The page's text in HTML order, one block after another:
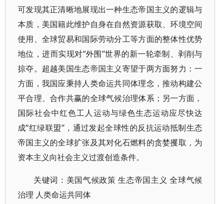
可发现其正清晰地展现出一种生态帝国主义的逻辑与
本质，美国籍此维护自身在自然资源获取、环境空间
使用、全球贸易和国际劳动分工等方面的整体性优势
地位，进而实现对“外围”世界的新一轮牵制、剥削与
掠夺。超越美国生态帝国主义寄望于两方面努力：一
方面，我国应秉持人类命运共同体理念，推动构建公
平合理、合作共赢的全球气候治理体系；另一方面，
国际社会中红色工人运动与绿色生态运动应尽快达
成“红绿联盟”，通过发起全球性的反抗运动抵制生态
帝国主义的全球扩张及其对化石燃料的贪婪攫取，为
资本主义向社会主义过渡创造条件。
关键词：美国气候政策 生态帝国主义 全球气候
治理 人类命运共同体